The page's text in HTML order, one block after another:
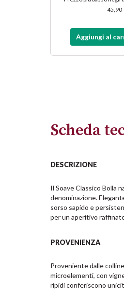
45,90
Aggiungi al
Scheda
DESCRIZIONE
Il Soave Classico Bolla
denominazione.
sorso sapido e
per un aperitivo
PROVENIENZA
Proveniente dalle
microelementi, con
ripidi conferiscono